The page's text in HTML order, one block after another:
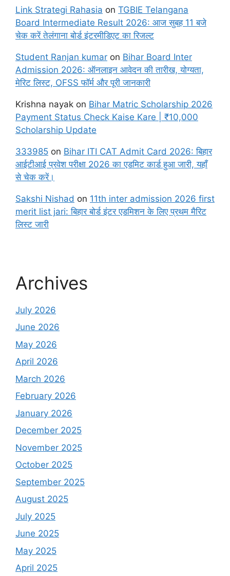
Link Strategi Rahasia on TGBIE Telangana
Board Intermediate Result 2026: आज सुबह 11 बजे
चेक करें तेलंगाना बोर्ड इंटरमीडिएट का रिजल्ट
Student Ranjan kumar on Bihar Board Inter
Admission 2026: ऑनलाइन आवेदन की तारीख, योग्यता,
मेरिट लिस्ट, OFSS फॉर्म और पूरी जानकारी
Krishna nayak on Bihar Matric Scholarship 2026
Payment Status Check Kaise Kare | ₹10,000
Scholarship Update
333985 on Bihar ITI CAT Admit Card 2026: बिहार
आईटीआई प्रवेश परीक्षा 2026 का एडमिट कार्ड हुआ जारी, यहाँ
से चेक करें।
Sakshi Nishad on 11th inter admission 2026 first
merit list jari: बिहार बोर्ड इंटर एडमिशन के लिए प्रथम मैरिट
लिस्ट जारी
Archives
July 2026
June 2026
May 2026
April 2026
March 2026
February 2026
January 2026
December 2025
November 2025
October 2025
September 2025
August 2025
July 2025
June 2025
May 2025
April 2025